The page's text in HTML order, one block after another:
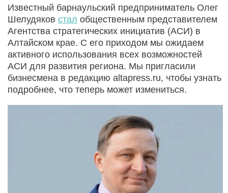
Известный барнаульский предприниматель Олег
Шелудяков стал общественным представителем
Агентства стратегических инициатив (АСИ) в
Алтайском крае. С его приходом мы ожидаем
активного использования всех возможностей
АСИ для развития региона. Мы пригласили
бизнесмена в редакцию altapress.ru, чтобы узнать
подробнее, что теперь может измениться.